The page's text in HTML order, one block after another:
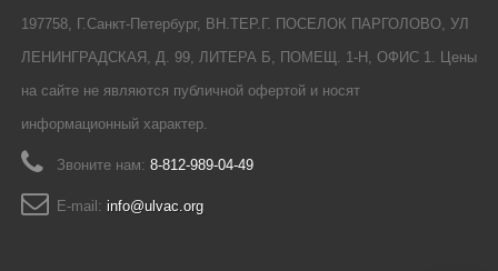
197758, Г.Санкт-Петербург, ВН.ТЕР.Г. ПОСЕЛОК ПАРГОЛОВО, УЛ
ЛЕНИНГРАДСКАЯ, Д. 99, ЛИТЕРА Б, ПОМЕЩ. 1-Н, ОФИС 1. Цены
на сайте не являются публичной офертой и носят
информационный характер.
Звоните нам: 8-812-989-04-49
E-mail: info@ulvac.org